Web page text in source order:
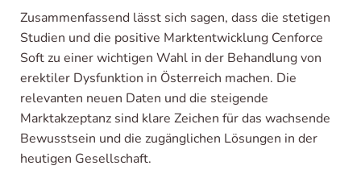
Zusammenfassend lässt sich sagen, dass die stetigen
Studien und die positive Marktentwicklung Cenforce
Soft zu einer wichtigen Wahl in der Behandlung von
erektiler Dysfunktion in Österreich machen. Die
relevanten neuen Daten und die steigende
Marktakzeptanz sind klare Zeichen für das wachsende
Bewusstsein und die zugänglichen Lösungen in der
heutigen Gesellschaft.